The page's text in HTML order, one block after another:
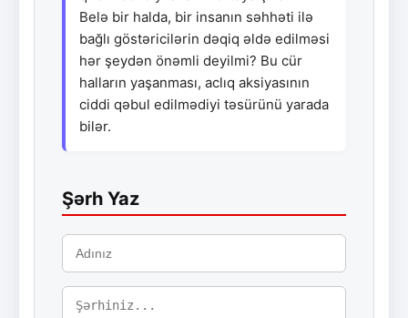
Belə bir halda, bir insanın səhhəti ilə
bağlı göstəricilərin dəqiq əldə edilməsi
hər şeydən önəmli deyilmi? Bu cür
halların yaşanması, aclıq aksiyasının
ciddi qəbul edilmədiyi təsürünü yarada
bilər.
Şərh Yaz